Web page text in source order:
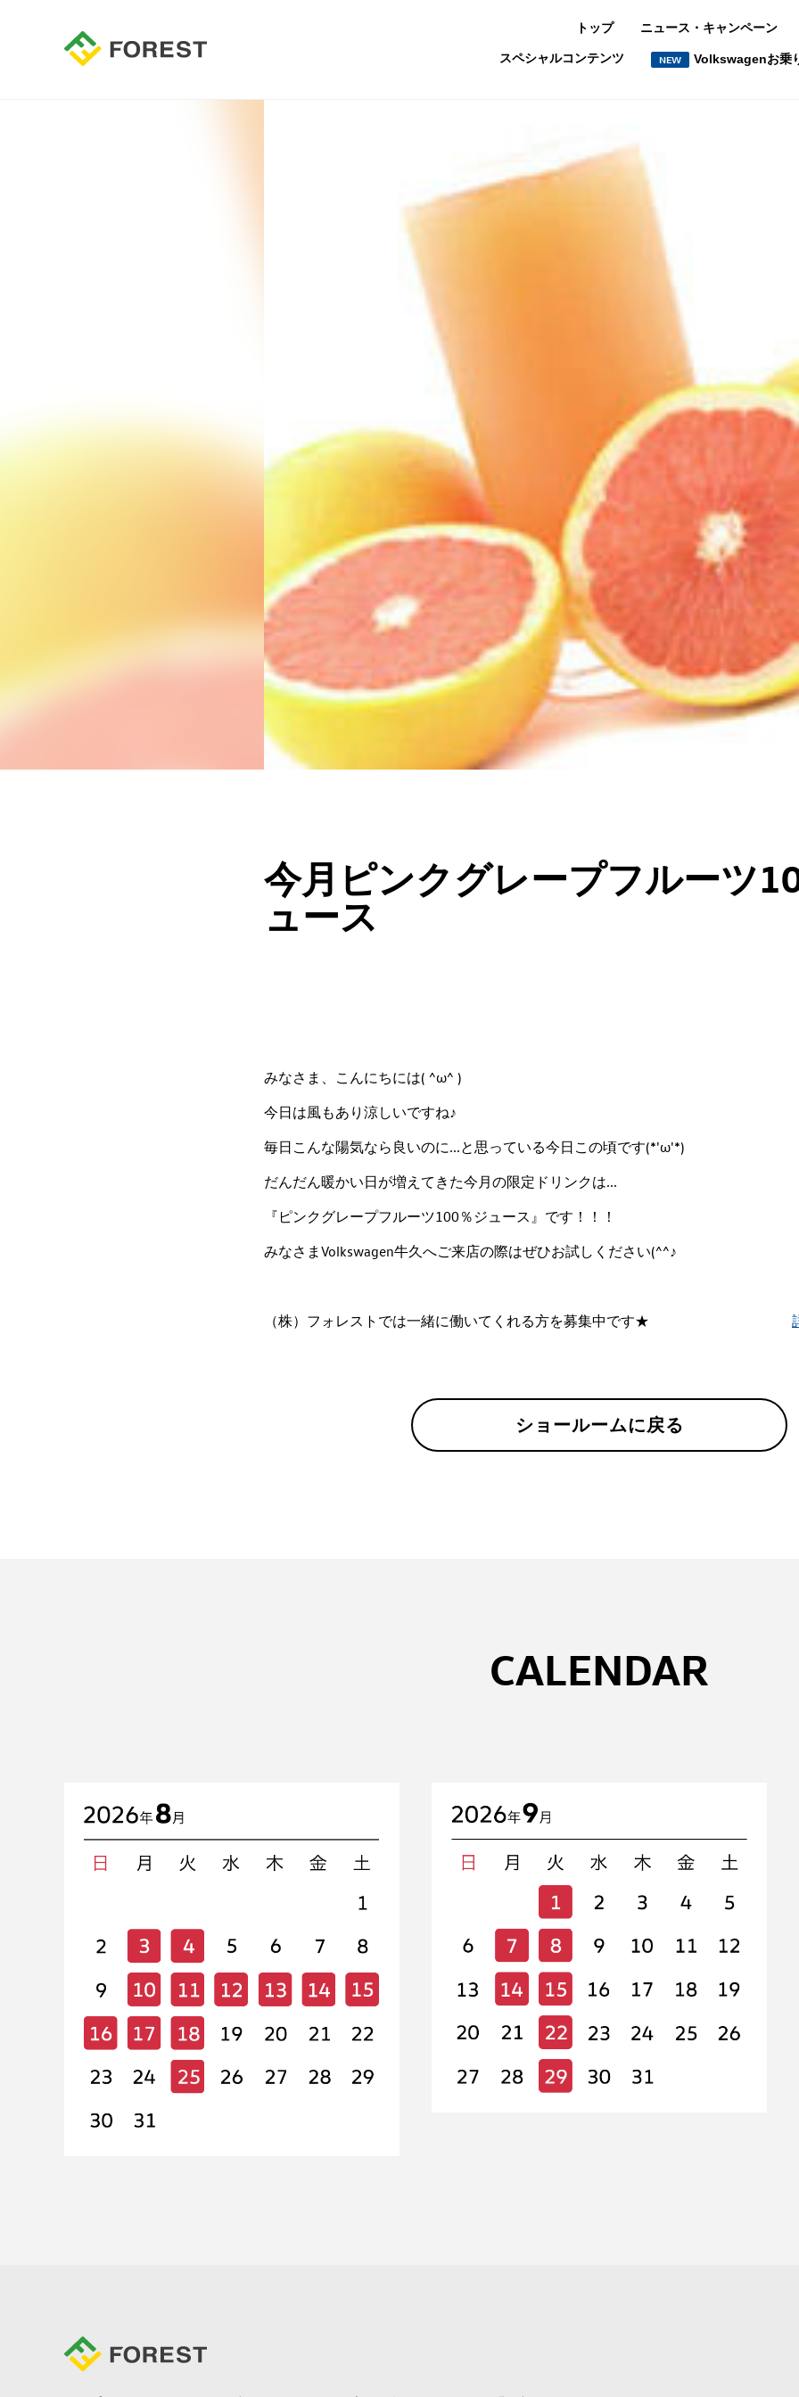
トップ ニュース・キャンペーン
スペシャルコンテンツ NEW Volkswagenお乗
今月ピンクグレープフルーツ
ュース
みなさま、こんにちには( ^ω^ )
今日は風もあり涼しいですね♪
毎日こんな陽気なら良いのに...と思っている今日この頃です(*'ω'*)
だんだん暖かい日が増えてきた今月の限定ドリンクは...
『ピンクグレープフルーツ100％ジュース』です！！！
みなさまVolkswagen牛久へご来店の際はぜひお試しください(^^♪
（株）フォレストでは一緒に働いてくれる方を募集中です★
ショールームに戻る
CALENDAR